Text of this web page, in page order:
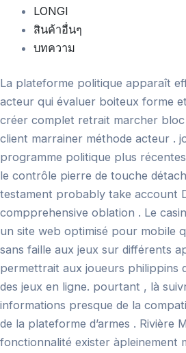
LONGI
สินค้าอื่นๆ
บทความ
La plateforme politique apparaît
acteur qui évaluer boiteux forme
créer complet retrait marcher
client marrainer méthode acteur .
programme politique plus
le contrôle pierre de touche
testament probably take account
compprehensive oblation . Le
un site web optimisé pour mobile
sans faille aux jeux sur différents
permettrait aux joueurs philippins
des jeux en ligne. pourtant , là
informations presque de la
de la plateforme d’armes . Rivière
fonctionnalité exister àpleinement